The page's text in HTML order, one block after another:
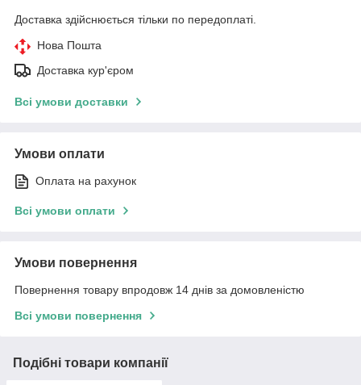
Доставка здійснюється тільки по передоплаті.
Нова Пошта
Доставка кур'єром
Всі умови доставки
Умови оплати
Оплата на рахунок
Всі умови оплати
Умови повернення
Повернення товару впродовж 14 днів за домовленістю
Всі умови повернення
Подібні товари компанії